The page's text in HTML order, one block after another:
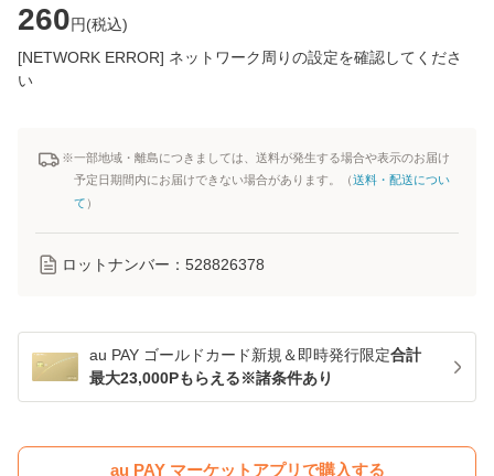
260円(税込)
[NETWORK ERROR] ネットワーク周りの設定を確認してくださ
い
※一部地域・離島につきましては、送料が発生する場合や表示のお届け
予定日期間内にお届けできない場合があります。（送料・配送につい
て ）
ロットナンバー： 528826378
au PAY ゴールドカード新規＆即時発行限定合計
最大23,000Pもらえる※諸条件あり
au PAY マーケットアプリで購入する